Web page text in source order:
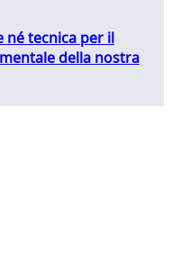
né tecnica per il
della nostra